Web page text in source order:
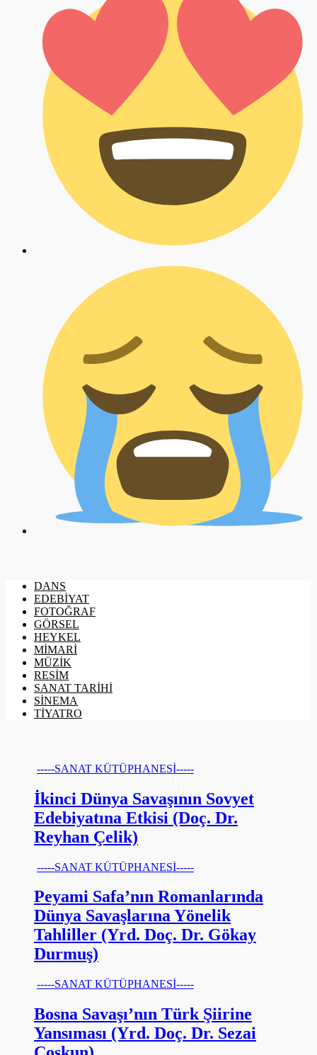
DANS
EDEBİYAT
FOTOĞRAF
GÖRSEL
HEYKEL
MİMARİ
MÜZİK
RESİM
SANAT TARİHİ
SİNEMA
TİYATRO
-----SANAT KÜTÜPHANESİ-----
İkinci Dünya Savaşının Sovyet
Edebiyatına Etkisi (Doç. Dr.
Reyhan Çelik)
-----SANAT KÜTÜPHANESİ-----
Peyami Safa’nın Romanlarında
Dünya Savaşlarına Yönelik
Tahliller (Yrd. Doç. Dr. Gökay
Durmuş)
-----SANAT KÜTÜPHANESİ-----
Bosna Savaşı’nın Türk Şiirine
Yansıması (Yrd. Doç. Dr. Sezai